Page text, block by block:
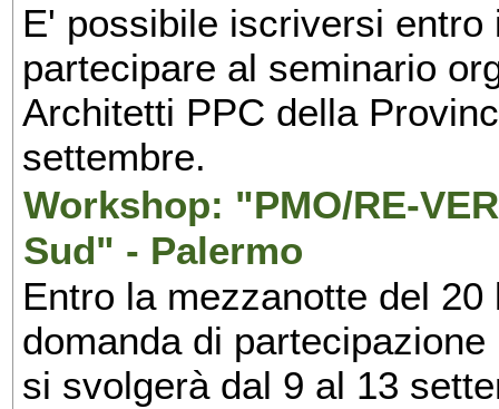
E' possibile iscriversi
partecipare al seminario
Architetti PPC della
settembre.
Workshop: "PMO/RE-
Sud" - Palermo
Entro la mezzanotte del
domanda di
si svolgerà dal 9 al 13